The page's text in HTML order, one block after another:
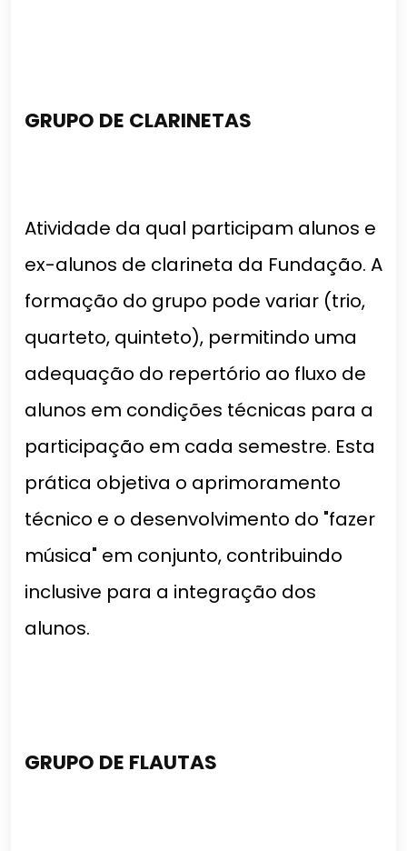
GRUPO DE CLARINETAS
Atividade da qual participam alunos e
ex-alunos de clarineta da Fundação. A
formação do grupo pode variar (trio,
quarteto, quinteto), permitindo uma
adequação do repertório ao fluxo de
alunos em condições técnicas para a
participação em cada semestre. Esta
prática objetiva o aprimoramento
técnico e o desenvolvimento do "fazer
música" em conjunto, contribuindo
inclusive para a integração dos
alunos.
GRUPO DE FLAUTAS